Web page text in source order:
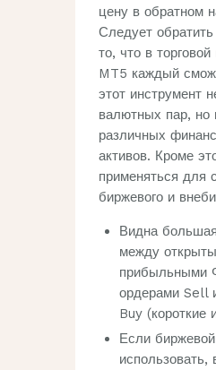
цену в обратном
Следует
то, что в
MT5 каждый
этот инструмент
валютных пар, но
различных
активов. Кроме
применяться для
биржевого и
Видна
между
прибыльными
ордерами Sell
Buy (короткие
Если